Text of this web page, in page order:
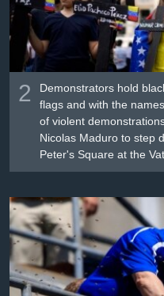
2
Demonstrators hold
flags and with the
of violent
Nicolas Maduro to step
Peter's Square at the